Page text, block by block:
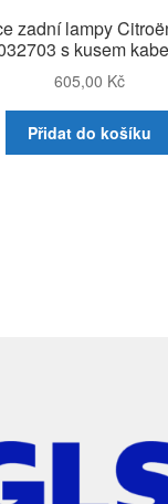
zadní lampy
s kusem
605,00 Kč
Přidat do košíku